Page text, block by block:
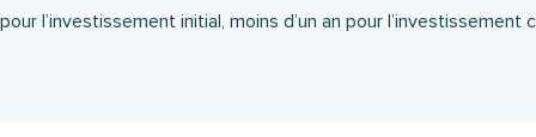
l’investissement initial, moins d’un an pour l’investissement